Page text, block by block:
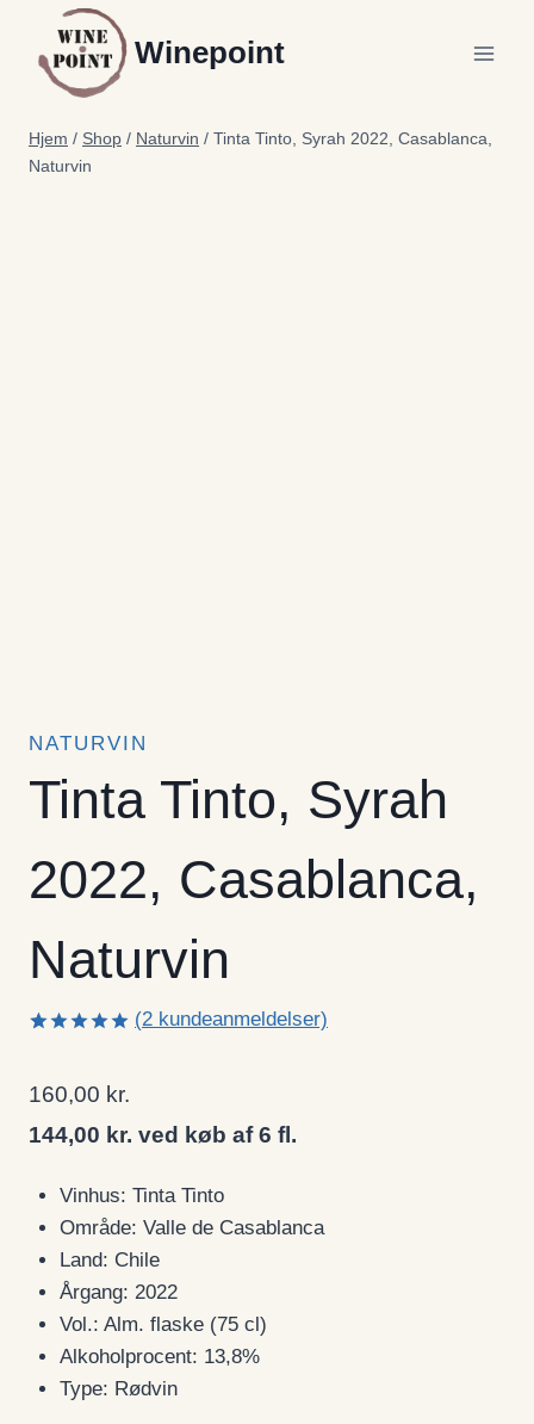
Fortsæt
indhold
Winepoint
Hjem / Shop / Naturvin / Tinta Tinto, Syrah 2022, Casablanca,
Naturvin
NATURVIN
Tinta Tinto, Syrah
2022, Casablanca,
Naturvin
ud af 5
baseret på
kundebedømmelser
(2 kundeanmeldelser)
160,00 kr.
144,00 kr. ved køb af 6 fl.
Vinhus: Tinta Tinto
Område: Valle de Casablanca
Land: Chile
Årgang: 2022
Vol.: Alm. flaske (75 cl)
Alkoholprocent: 13,8%
Type: Rødvin